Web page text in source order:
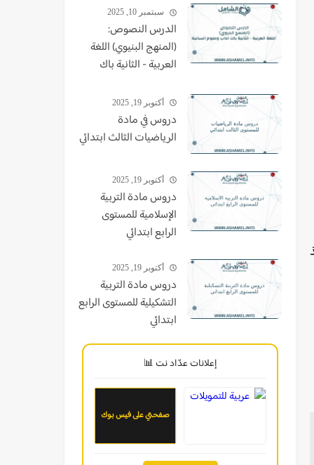
علومسبتمبر 10, 2025
الدرس النصوص:
(المنهج البنيوي) اللغة
العربية - الثانية باك
أكتوبر 19, 2025
دروس في مادة
الرياضيات الثالث ابتدائي
أكتوبر 19, 2025
دروس مادة التربية
الإسلامية للمستوى
الرابع ابتدائي
أكتوبر 19, 2025
دروس مادة التربية
التشكيلية للمستوى الرابع
ابتدائي
إعلانات عدّاد نت 📊
صفحتي على فيس بوك